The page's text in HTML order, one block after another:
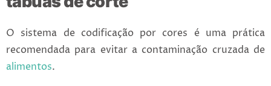
O sistema de codificação por cores é uma prática
recomendada para evitar a contaminação cruzada de
alimentos.